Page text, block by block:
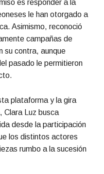
es responder a la
le han otorgado a
Asimismo, reconoció
campañas de
su contra, aunque
pasado le permitieron
plataforma y la gira
Clara Luz busca
desde la participación
los distintos actores
rumbo a la sucesión